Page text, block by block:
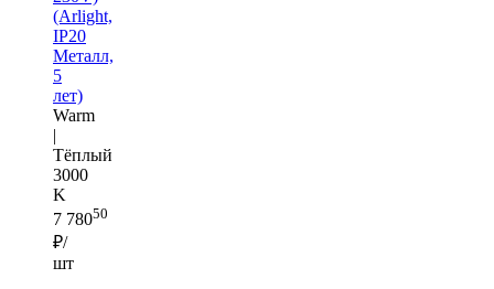
(Arlight,
IP20
Металл,
5
лет)
Warm
|
Тёплый
3000
K
7 78050
₽/
шт